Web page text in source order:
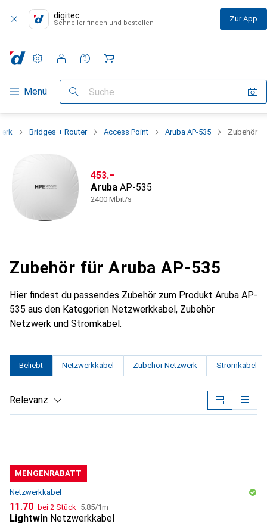
digitec
Schneller finden und bestellen Zur App
Navigation nach Kategorien
Menü Suche
Einstellungen
Kundenkonto
Vergleichslisten
Merklisten
Warenkorb
Bridges + Router Access Point Aruba AP-535 Zubehör
CHF
453.–
Aruba AP-535
2400 Mbit/s
Zubehör für Aruba AP-535
Hier findest du passendes Zubehör zum Produkt Aruba AP-
535 aus den Kategorien Netzwerkkabel, Zubehör
Netzwerk und Stromkabel.
Beliebt Netzwerkkabel Zubehör Netzwerk Stromkabel
Relevanz
MENGENRABATT
Netzwerkkabel
CHF
11.70 bei 2 Stück CHF
5.85/1m
Lightwin Netzwerkkabel